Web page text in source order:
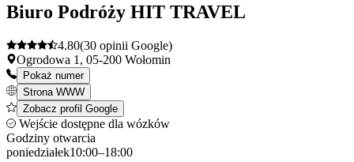
Biuro Podróży HIT TRAVEL
4.80(30 opinii Google)
Ogrodowa 1, 05-200 Wołomin
Pokaż numer
Strona WWW
Zobacz profil Google
Wejście dostępne dla wózków
Godziny otwarcia
poniedziałek10:00–18:00